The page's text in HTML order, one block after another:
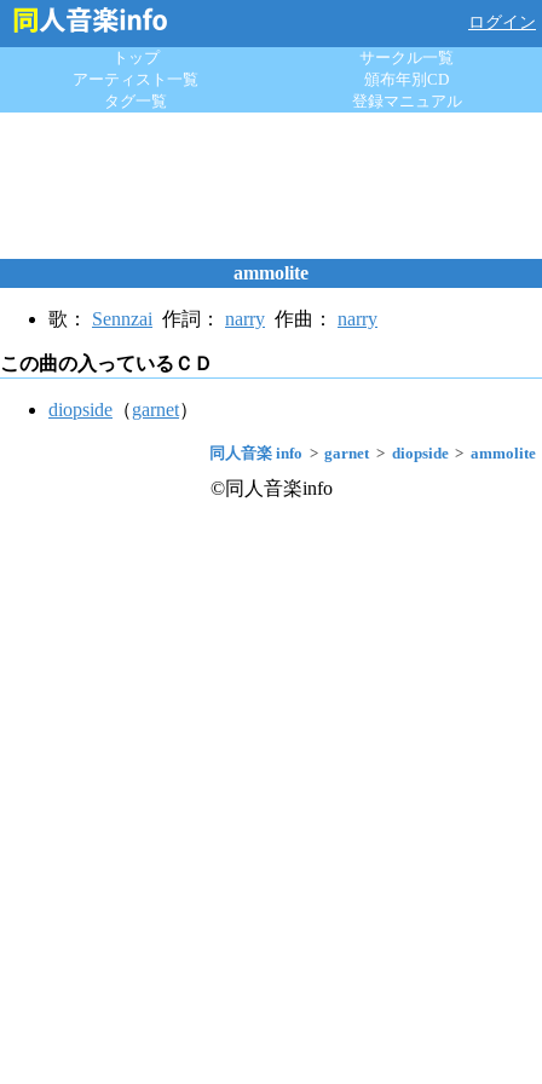
ログイン
トップ
サークル一覧
アーティスト一覧
頒布年別CD
タグ一覧
登録マニュアル
ammolite
歌： Sennzai 作詞： narry 作曲： narry
この曲の入っているＣＤ
diopside （garnet）
同人音楽 info garnet diopside ammolite
©同人音楽info